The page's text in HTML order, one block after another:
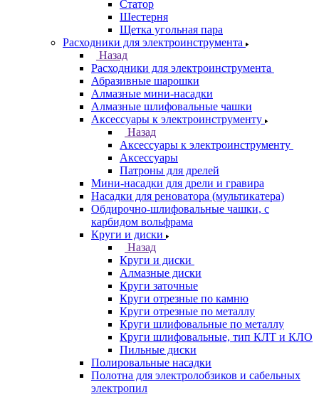
Статор
Шестерня
Щетка угольная пара
Расходники для электроинструмента
Назад
Расходники для электроинструмента
Абразивные шарошки
Алмазные мини-насадки
Алмазные шлифовальные чашки
Аксессуары к электроинструменту
Назад
Аксессуары к электроинструменту
Аксессуары
Патроны для дрелей
Мини-насадки для дрели и гравира
Насадки для реноватора (мультикатера)
Обдирочно-шлифовальные чашки, с
карбидом вольфрама
Круги и диски
Назад
Круги и диски
Алмазные диски
Круги заточные
Круги отрезные по камню
Круги отрезные по металлу
Круги шлифовальные по металлу
Круги шлифовальные, тип КЛТ и КЛО
Пильные диски
Полировальные насадки
Полотна для электролобзиков и сабельных
электропил